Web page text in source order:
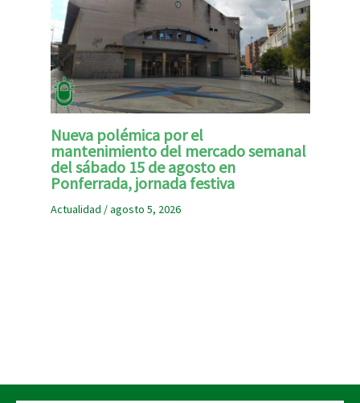
Nueva polémica por el
mantenimiento del mercado semanal
del sábado 15 de agosto en
Ponferrada, jornada festiva
Actualidad /agosto 5, 2026